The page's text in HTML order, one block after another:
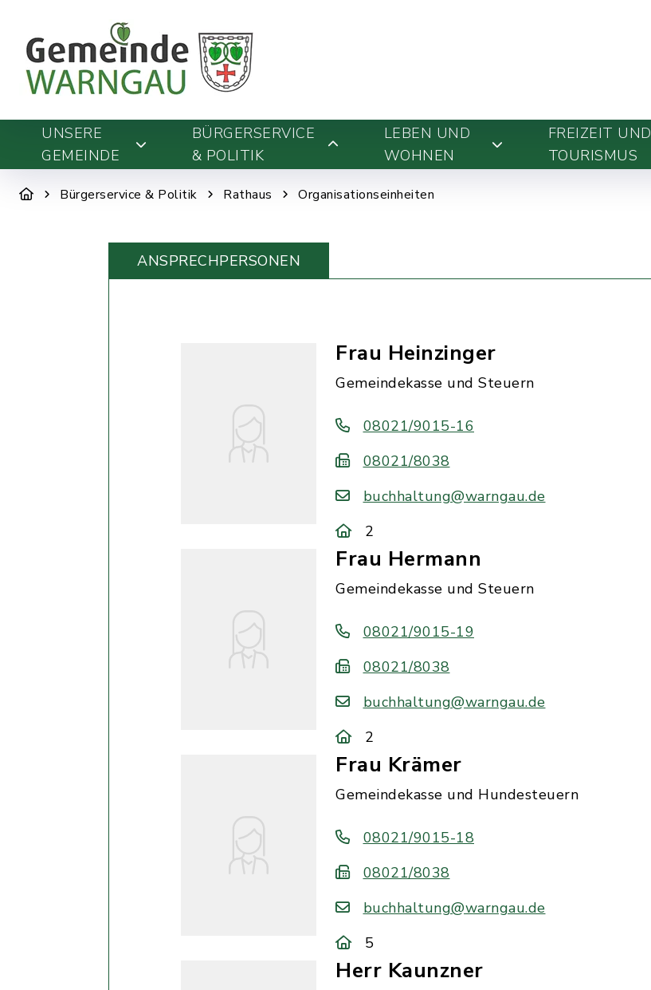
UNSERE
GEMEINDE
BÜRGERSERVICE
& POLITIK
LEBEN UND
WOHNEN
FREIZEIT UND
TOURISMUS
Bürgerservice & Politik Rathaus Organisationseinheiten
ANSPRECHPERSONEN
Frau Heinzinger
Gemeindekasse und Steuern
08021/9015-16
08021/8038
buchhaltung@warngau.de
2
Frau Hermann
Gemeindekasse und Steuern
08021/9015-19
08021/8038
buchhaltung@warngau.de
2
Frau Krämer
Gemeindekasse und Hundesteuern
08021/9015-18
08021/8038
buchhaltung@warngau.de
5
Herr Kaunzner